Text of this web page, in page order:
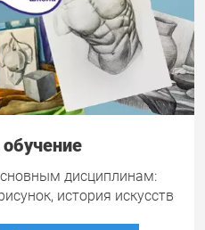
дисциплинам:
история искусств